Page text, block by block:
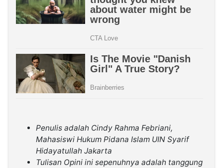
Penulis adalah Cindy Rahma Febriani,
Mahasiswi Hukum Pidana Islam UIN Syarif
Hidayatullah Jakarta
Tulisan Opini ini sepenuhnya adalah tanggung